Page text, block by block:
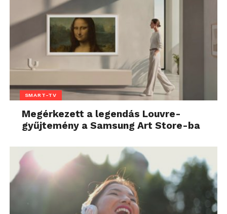
SMART-TV
Megérkezett a legendás Louvre-
gyűjtemény a Samsung Art Store-ba